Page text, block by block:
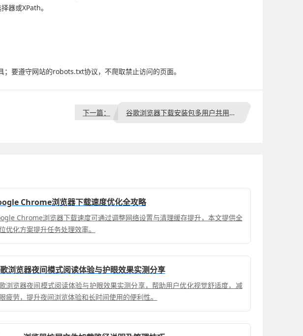
器或XPath。
要遵守网站的robots.txt协议，不爬取禁止访问的页面。
下一篇： 谷歌浏览器下载安装包多用户共用配置技巧
Chrome浏览器下载速度优化全攻略
Chrome浏览器下载速度可通过调整网络设置与清理缓存提升，本文提供全
优化方案提升任务处理效率。
浏览器夜间模式阅读体验与护眼效果实测分享
浏览器夜间模式阅读体验与护眼效果实测分享，帮助用户优化视觉舒适度，减
疲劳，提升夜间浏览体验和长时间使用的便利性。